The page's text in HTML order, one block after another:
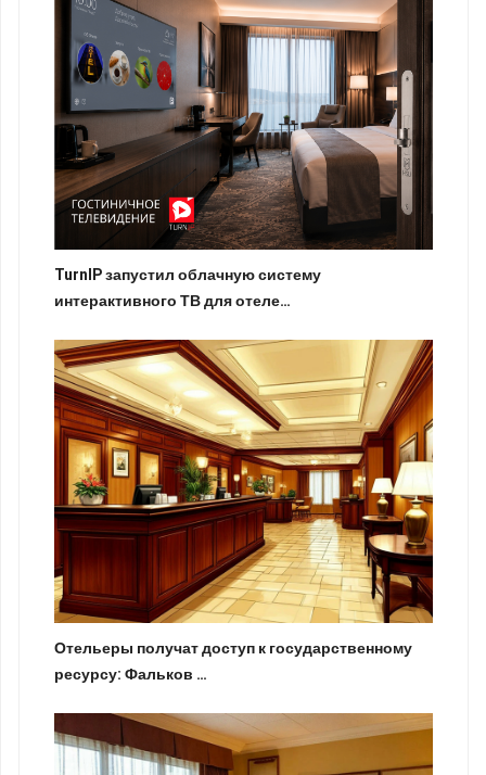
TurnIP запустил облачную систему
интерактивного ТВ для отеле…
Отельеры получат доступ к государственному
ресурсу: Фальков …